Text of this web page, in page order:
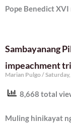
Pope Benedict
Sambayanang
impeachment
Marian Pulgo
8,668 total
Muling hinikayat